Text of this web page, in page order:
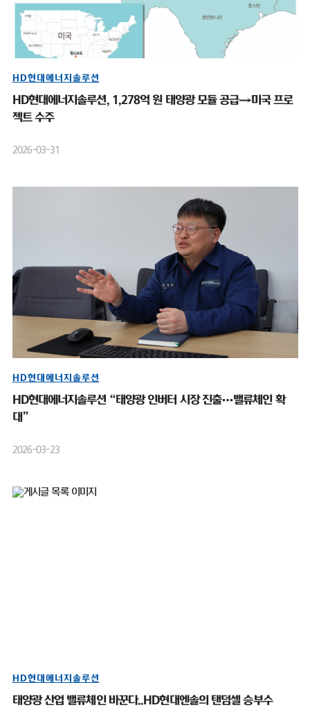
HD현대에너지솔루션
HD현대에너지솔루션, 1,278억 원 태양광 모듈 공급→미국 프로
젝트 수주
2026-03-31
HD현대에너지솔루션
HD현대에너지솔루션 “태양광 인버터 시장 진출…밸류체인 확
대”
2026-03-23
HD현대에너지솔루션
태양광 산업 밸류체인 바꾼다..HD현대엔솔의 탠덤셀 승부수